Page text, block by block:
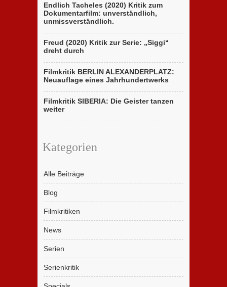
Endlich Tacheles (2020) Kritik zum
Dokumentarfilm: unverständlich,
unmissverständlich.
Freud (2020) Kritik zur Serie: „Siggi“
dreht durch
Filmkritik BERLIN ALEXANDERPLATZ:
Neuauflage eines Jahrhundertwerks
Filmkritik SIBERIA: Die Geister tanzen
weiter
Kategorien
Alle Beiträge
Blog
Filmkritiken
News
Serien
Serienkritik